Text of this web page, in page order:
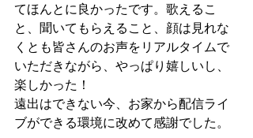
てほんとに良かったです。歌えるこ
と、聞いてもらえること、顔は見れな
くとも皆さんのお声をリアルタイムで
いただきながら、やっぱり嬉しいし、
楽しかった！
遠出はできない今、お家から配信ライ
ブができる環境に改めて感謝でした。